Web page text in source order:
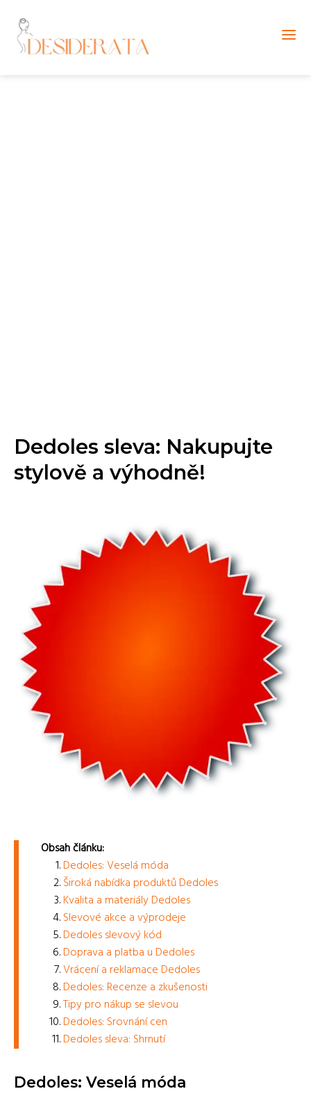
Dedoles sleva: Nakupujte
stylově a výhodně!
Obsah článku:
Dedoles: Veselá móda
Široká nabídka produktů Dedoles
Kvalita a materiály Dedoles
Slevové akce a výprodeje
Dedoles slevový kód
Doprava a platba u Dedoles
Vrácení a reklamace Dedoles
Dedoles: Recenze a zkušenosti
Tipy pro nákup se slevou
Dedoles: Srovnání cen
Dedoles sleva: Shrnutí
Dedoles: Veselá móda